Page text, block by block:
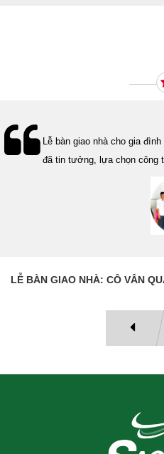
Lễ bàn giao nhà cho gia
đã tin tưởng, lựa chọn công
LỄ BÀN GIAO NHÀ: CÔ VÂN